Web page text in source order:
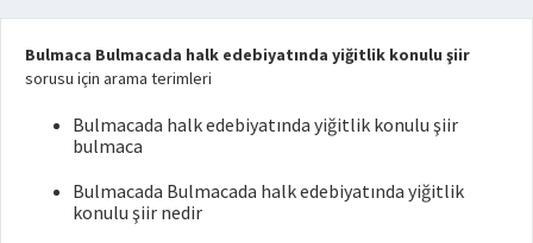
Bulmaca Bulmacada halk edebiyatında yiğitlik konulu şiir
sorusu için arama terimleri
Bulmacada halk edebiyatında yiğitlik konulu şiir
bulmaca
Bulmacada Bulmacada halk edebiyatında yiğitlik
konulu şiir nedir